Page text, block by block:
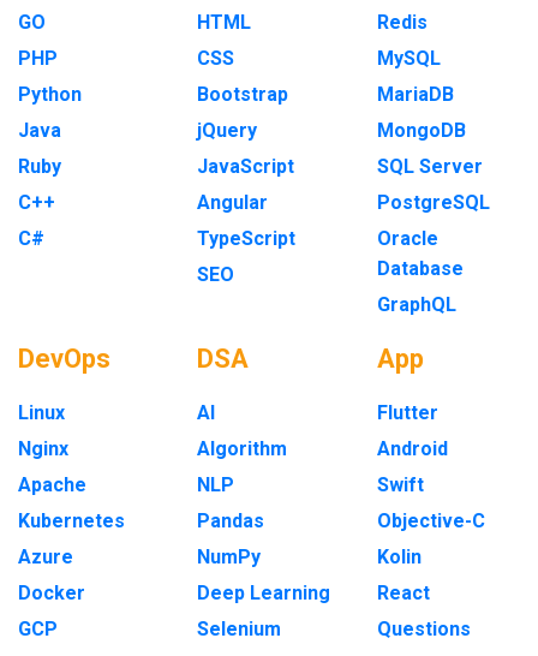
GO
PHP
Python
Java
Ruby
C++
C#
HTML
CSS
Bootstrap
jQuery
JavaScript
Angular
TypeScript
SEO
Redis
MySQL
MariaDB
MongoDB
SQL Server
PostgreSQL
Oracle
Database
GraphQL
DevOps
Linux
Nginx
Apache
Kubernetes
Azure
Docker
GCP
DSA
AI
Algorithm
NLP
Pandas
NumPy
Deep Learning
Selenium
App
Flutter
Android
Swift
Objective-C
Kolin
React
Questions